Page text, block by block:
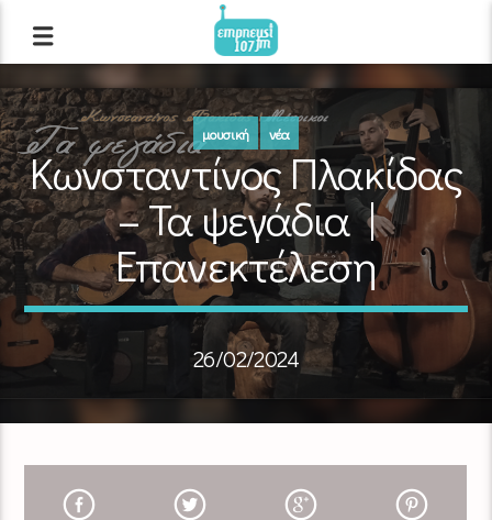
μουσική νέα
Κωνσταντίνος Πλακίδας
– Τα ψεγάδια |
Επανεκτέλεση
26/02/2024